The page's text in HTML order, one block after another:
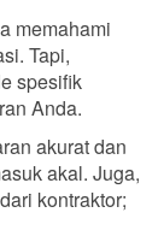
memahami
Tapi,
spesifik
Anda.
akurat dan
akal. Juga,
kontraktor;